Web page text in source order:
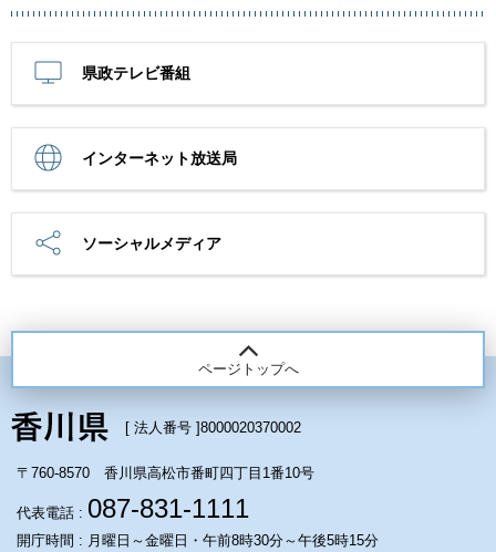
県政テレビ番組
インターネット放送局
ソーシャルメディア
ページトップへ
[ 法人番号 ]8000020370002
〒760-8570 香川県高松市番町四丁目1番10号
代表電話 : 087-831-1111
開庁時間 : 月曜日～金曜日・午前8時30分～午後5時15分